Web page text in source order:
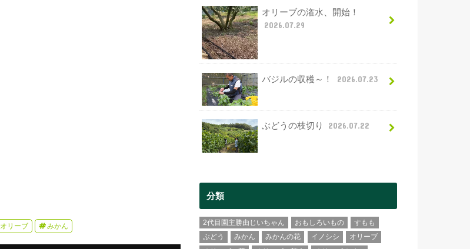
オリーブ みかん
オリーブの潅水、開始！
2026.07.29
バジルの収穫～！ 2026.07.23
ぶどうの枝切り 2026.07.22
分類
2代目園主勝由じいちゃん おもしろいもの
すもも
ぶどう
みかん みかんの花 イノシシ
オリーブ